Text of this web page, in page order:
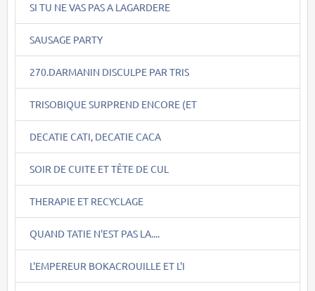
SI TU NE VAS PAS A LAGARDERE
SAUSAGE PARTY
270.DARMANIN DISCULPE PAR TRIS
TRISOBIQUE SURPREND ENCORE (ET
DECATIE CATI, DECATIE CACA
SOIR DE CUITE ET TÊTE DE CUL
THERAPIE ET RECYCLAGE
QUAND TATIE N'EST PAS LA....
L'EMPEREUR BOKACROUILLE ET L'I